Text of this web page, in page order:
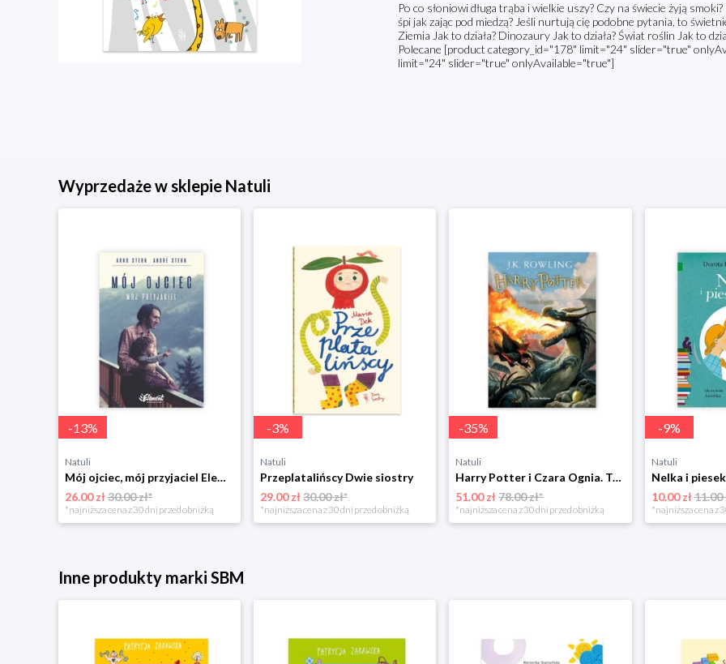
Po co słoniowi długa trąba i wielkie uszy? Czy na świecie żyją
śpi jak zając pod miedzą? Jeśli nurtują cię podobne pytania, to
Ziemia Jak to działa? Dinozaury Jak to działa? Świat roślin Jak to
Polecane [product category_id="178" limit="24" slider="true"
limit="24" slider="true" onlyAvailable="true"]
Wyprzedaże w sklepie Natuli
-13%
Natuli
Mój ojciec, mój przyjaciel Element
26.00 zł30.00 zł*
*najniższa cena z 30 dni przed obniżką
-3%
Natuli
Przeplatalińscy Dwie siostry
29.00 zł30.00 zł*
*najniższa cena z 30 dni przed obniżką
-35%
Natuli
Harry Potter i Czara Ognia. Tom 4 Media rodzina
51.00 zł78.00 zł*
*najniższa cena z 30 dni przed obniżką
-9%
Natuli
10.00 zł11.00
*najniższa cena z
Inne produkty marki SBM